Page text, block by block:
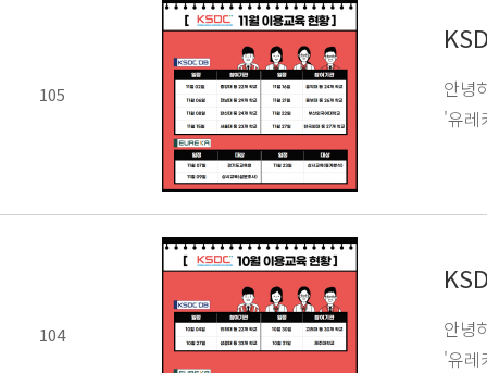
105
안녕
'유레
104
안녕
'유레